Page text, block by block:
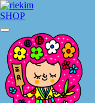
SHOP